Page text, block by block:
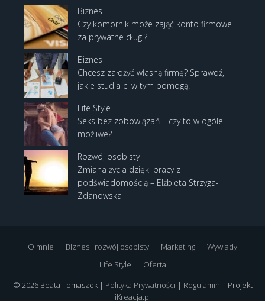
Biznes
Czy komornik może zająć konto firmowe
za prywatne długi?
Biznes
Chcesz założyć własną firmę? Sprawdź,
jakie studia ci w tym pomogą!
Life Style
Seks bez zobowiązań – czy to w ogóle
możliwe?
Rozwój osobisty
Zmiana życia dzięki pracy z
podświadomością – Elżbieta Strzyga-
Zdanowska
O mnie Biznes i rozwój osobisty Marketing
Wywiady
Life Style
Oferta
© 2026 Beata Tomaszek | Polityka Prywatności | Regulamin | Projekt
iKreacja.pl